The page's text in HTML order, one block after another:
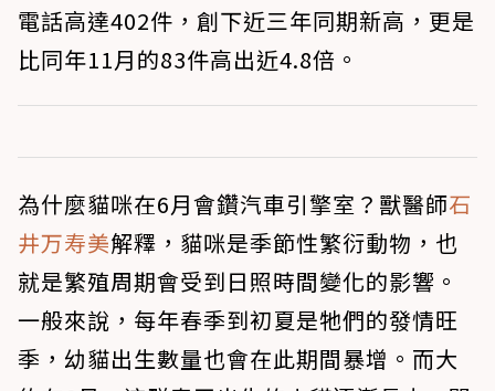
電話高達402件，創下近三年同期新高，更是
比同年11月的83件高出近4.8倍。
為什麼貓咪在6月會鑽汽車引擎室？獸醫師石
井万寿美解釋，貓咪是季節性繁衍動物，也
就是繁殖周期會受到日照時間變化的影響。
一般來說，每年春季到初夏是牠們的發情旺
季，幼貓出生數量也會在此期間暴增。而大